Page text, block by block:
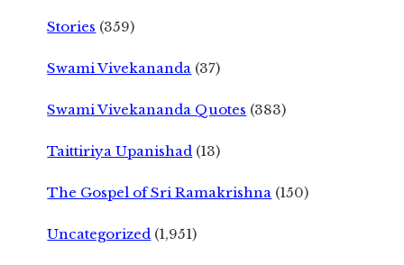
Stories (359)
Swami Vivekananda (37)
Swami Vivekananda Quotes (383)
Taittiriya Upanishad (13)
The Gospel of Sri Ramakrishna (150)
Uncategorized (1,951)